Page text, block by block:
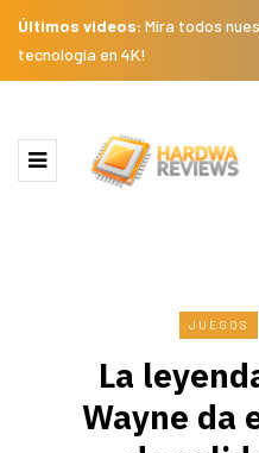
Últimos videos: Mira todos
tecnología en 4K!
JUEGOS
La
Wayne da